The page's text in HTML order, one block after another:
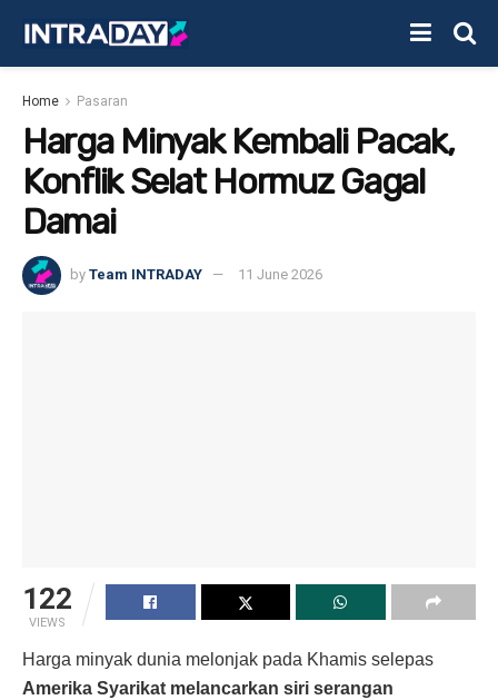
Home Pasaran
Harga Minyak Kembali Pacak,
Konflik Selat Hormuz Gagal
Damai
by Team INTRADAY 11 June 2026
122
VIEWS
Harga minyak dunia melonjak pada Khamis selepas
Amerika Syarikat melancarkan siri serangan